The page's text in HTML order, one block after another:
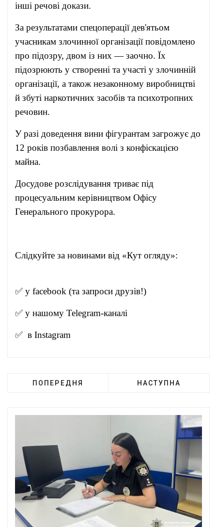
інші речові докази.
За результатами спецоперації дев'ятьом
учасникам злочинної організації повідомлено
про підозру, двом із них — заочно. Їх
підозрюють у створенні та участі у злочинній
організації, а також незаконному виробництві
й збуті наркотичних засобів та психотропних
речовин.
У разі доведення вини фігурантам загрожує до
12 років позбавлення волі з конфіскацією
майна.
Досудове розслідування триває під
процесуальним керівництвом Офісу
Генерального прокурора.
Слідкуйте за новинами від «Кут огляду»:
✅ у facebook (та запроси друзів!)
✅ у нашому Telegram-каналі
✅ в Instagram
ПОПЕРЕДНЯ НАСТУПНА